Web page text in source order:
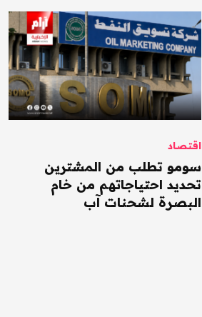
اقتصاد
سومو تطلب من المشترين
تحديد احتياجاتهم من خام
البصرة لشحنات آب